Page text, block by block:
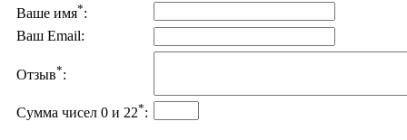
Ваше имя*:
Ваш Email:
Отзыв*:
Сумма чисел 0 и 22*: